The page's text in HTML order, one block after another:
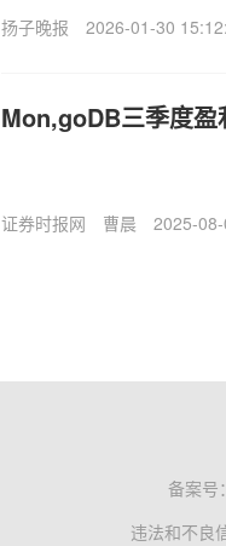
扬子晚报 2026-01-30
Mon,goDB三季度
证券时报网 曹晨 2025-
备案号：
违法和不良